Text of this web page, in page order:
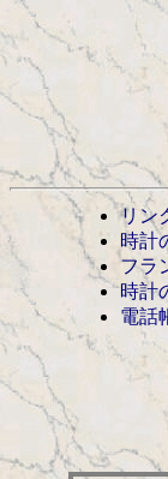
リン
時計
フラ
時計
電話